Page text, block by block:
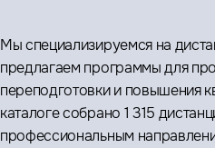
Мы специализируемся на
предлагаем программы для
переподготовки и повышения
каталоге собрано 1 315
профессиональным